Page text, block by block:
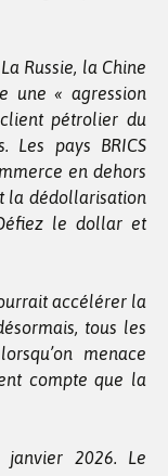
Russie, la Chine
une « agression
pétrolier du
Les pays BRICS
en dehors
la dédollarisation
le dollar et
accélérer la
tous les
menace
compte que la
2026. Le